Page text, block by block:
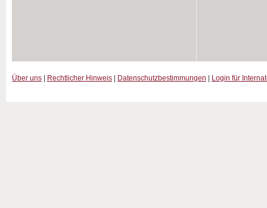
Über uns Rechtlicher Hinweis Datenschutzbestimmungen Login für